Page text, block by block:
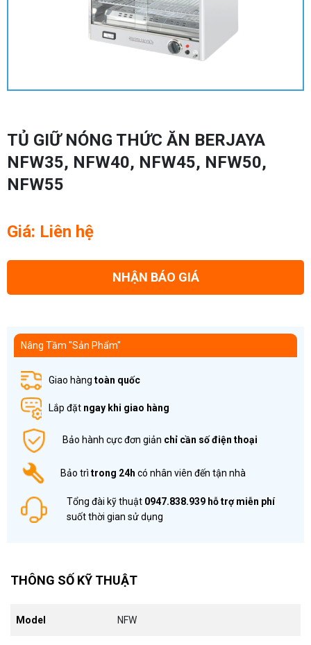
TỦ GIỮ NÓNG THỨC ĂN BERJAYA
NFW35, NFW40, NFW45, NFW50,
NFW55
Giá: Liên hệ
NHẬN BÁO GIÁ
Nâng Tầm "Sản Phẩm"
Giao hàng toàn quốc
Lắp đặt ngay khi giao hàng
Bảo hành cực đơn giản chỉ cần số điện thoại
Bảo trì trong 24h có nhân viên đến tận nhà
Tổng đài kỹ thuật 0947.838.939 hỗ trợ miễn phí
suốt thời gian sử dụng
THÔNG SỐ KỸ THUẬT
Model NFW